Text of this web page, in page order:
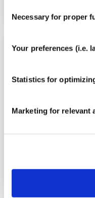
Selection
Necessary for proper
Your preferences (i.e.
Statistics for
Marketing for relevant
Stap